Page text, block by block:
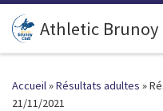
Passer au contenu
Athletic Brunoy
Accueil»Résultats adultes »
21/11/2021